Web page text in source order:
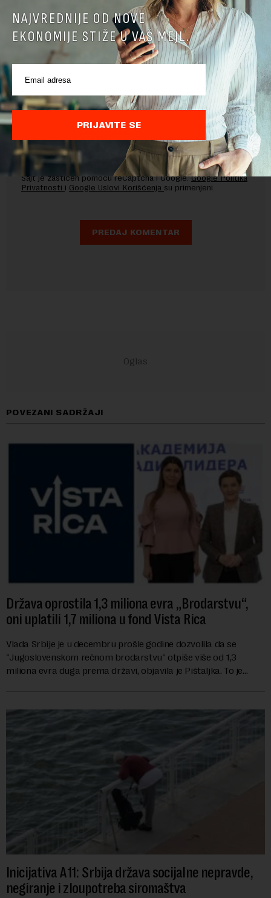
Pre slanja komentara, molimo vas da se upoznate sa
pravilima komentarisanja i pravilima korišćenja sajta.
Sajt je zaštićen pomocu reCaptcha i Google.Google Politika
Privatnosti i Google Uslovi Korišćenja su primenjeni.
POVEZANI SADRŽAJI
Država oprostila 1,3 miliona evra „Brodarstvu“,
oni uplatili 1,7 miliona u fond Vista Rica
Vlada Srbije je u decembru prošle godine dozvolila da se
"Jugoslovenskom rečnom brodarstvu" otpiše više od 1,3
miliona evra duga prema državi, objavila je Pištaljka. To je
Inicijativa A11: Srbija država socijalne nepravde,
negiranje i zloupotreba siromaštva
NAJVREDNIJE OD NOVE
EKONOMIJE STIŽE U VAŠ MEJL.
PRIJAVITE SE